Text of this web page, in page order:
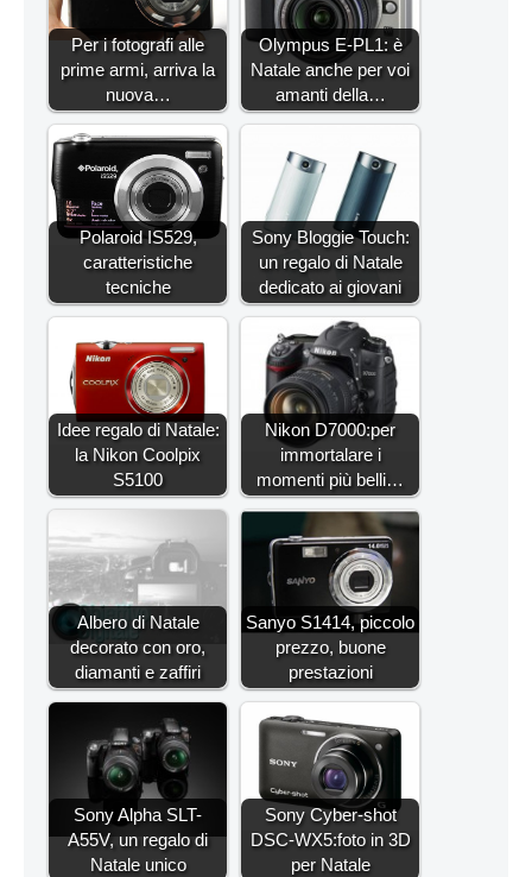
Per i fotografi alle
prime armi, arriva la
nuova…
Olympus E-PL1: è
Natale anche per voi
amanti della…
Polaroid IS529,
caratteristiche
tecniche
Sony Bloggie Touch:
un regalo di Natale
dedicato ai giovani
Idee regalo di Natale:
la Nikon Coolpix
S5100
Nikon D7000:per
immortalare i
momenti più belli…
Albero di Natale
decorato con oro,
diamanti e zaffiri
Sanyo S1414, piccolo
prezzo, buone
prestazioni
Sony Alpha SLT-
A55V, un regalo di
Natale unico
Sony Cyber-shot
DSC-WX5:foto in 3D
per Natale